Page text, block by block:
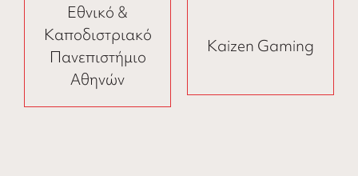
Εθνικό &
Καποδιστριακό
Πανεπιστήμιο
Αθηνών
Kaizen Gaming